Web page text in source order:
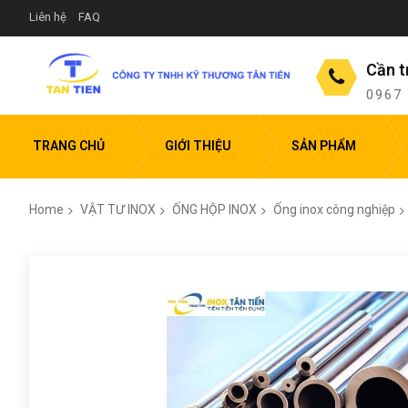
Liên hệ FAQ
Cần
0967
TRANG CHỦ GIỚI THIỆU SẢN PHẨM
Home VẬT TƯ INOX ỐNG HỘP INOX Ống inox công nghiệp